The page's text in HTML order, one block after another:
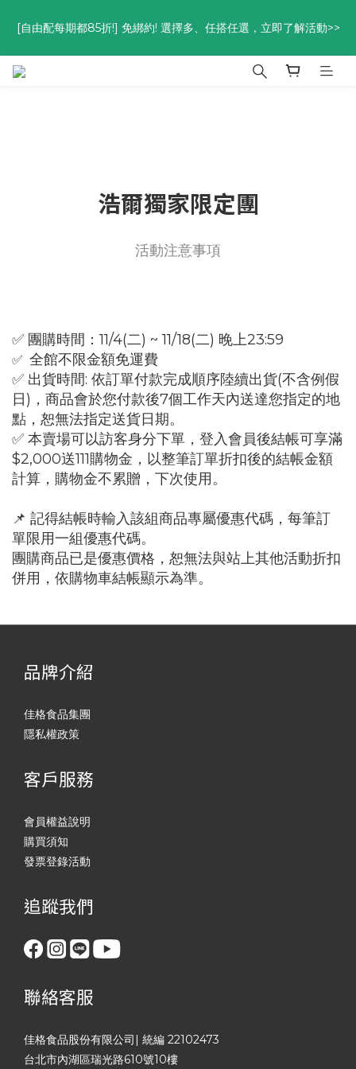
折
[自由配每期都85折!] 免綁約! 選擇多、任搭任選，立即了解活動>>
優惠碼<go300> $3,000折$300  優惠碼<go88> $5,000享88
浩爾獨家限定團
活動注意事項
✅ 團購時間：11/4(二) ~ 11/18(二) 晚上23:59
✅ 全館不限金額免運費
✅ 出貨時間: 依訂單付款完成順序陸續出貨(不含例假
日)，商品會於您付款後7個工作天內送達您指定的地
點，恕無法指定送貨日期。
✅ 本賣場可以訪客身分下單，登入會員後結帳可享滿
$2,000送111購物金，以整筆訂單折扣後的結帳金額
計算，購物金不累贈，下次使用。
📌 記得結帳時輸入該組商品專屬優惠代碼，每筆訂
單限用一組優惠代碼。
團購商品已是優惠價格，恕無法與站上其他活動折扣
併用，依購物車結帳顯示為準。
品牌介紹
佳格食品集團
隱私權政策
客戶服務
會員權益說明
購買須知
發票登錄活動
追蹤我們
聯絡客服
佳格食品股份有限公司| 統編 22102473
台北市內湖區瑞光路610號10樓